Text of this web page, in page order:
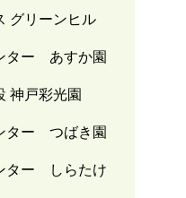
グリーンヒル
ター あすか園
神戸彩光園
ター つばき園
ター しらたけ